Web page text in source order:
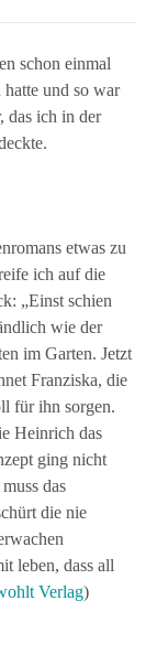
schon einmal
und so war
das ich in der
etwas zu
ich auf die
„Einst schien
wie der
im Garten. Jetzt
Franziska, die
für ihn sorgen.
Heinrich das
ging nicht
das
die nie
leben, dass all
Verlag)